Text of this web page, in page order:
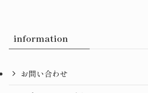
information
お問い合わせ